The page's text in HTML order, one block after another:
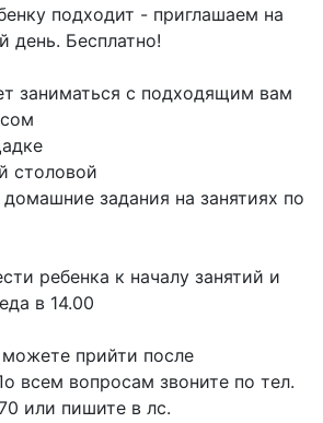
подходит - приглашаем на
день. Бесплатно!
заниматься с подходящим вам
столовой
задания на занятиях по
ребенка к началу занятий и
в 14.00
прийти после
всем вопросам звоните по тел.
или пишите в лс.